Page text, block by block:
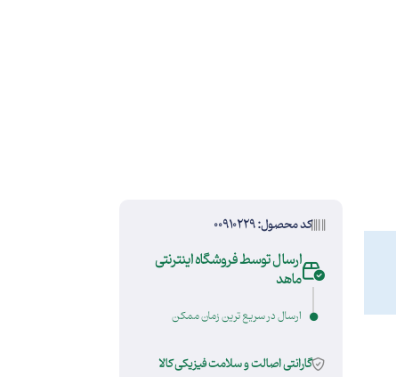
کد محصول: 00910229
ارسال توسط فروشگاه اینترنتی
ماهد
ارسال در سریع ترین زمان ممکن
گارانتی اصالت و سلامت فیزیکی کالا